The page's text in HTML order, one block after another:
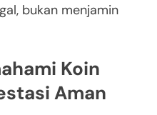
bukan menjamin
Koin
Aman